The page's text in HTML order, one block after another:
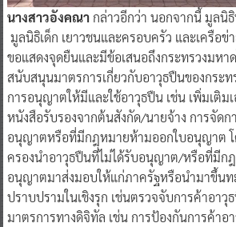
นางสาวอังคณากล่าวอีกว่า นอกจากนี้ มูลนิ
มูลนิธิเด็ก เยาวชนและครอบครัว และเครือข่
ขอแสดงจุดยืนและมีข้อเสนอถึงกระทรวงมหา
สนับสนุนมาตรการเกี่ยวกับอาวุธปืนของกระท
การอนุญาตให้มีและใช้อาวุธปืน เช่น เพิ่มเติม
หนังสือรับรองจากต้นสังกัด/นายจ้าง การจัดก
อนุญาตหรือที่มีกฎหมายห้ามออกใบอนุญาต
ครองนําอาวุธปืนที่ไม่ได้รับอนุญาต/หรือที่มีก
อนุญาตมาส่งมอบให้แก่ภาครัฐหรือนํามาขึ้นท
ปราบปรามในเชิงรุก เช่นตรวจจับการค้าอาวุ
มาตรการทางดิจิทัล เช่น การป้องกันการค้า